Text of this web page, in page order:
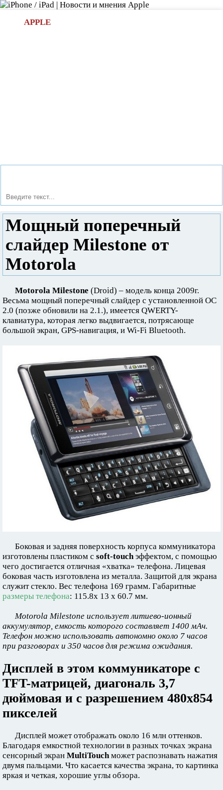
APPLE
Мощный поперечный
слайдер Milestone от
Motorola
Motorola Milestone (Droid) – модель конца 2009г.
Весьма мощный поперечный слайдер с установленной ОС
2.0 (позже обновили на 2.1.), имеется QWERTY-
клавиатура, которая легко выдвигается, потрясающе
большой экран, GPS-навигация, и Wi-Fi Bluetooth.
Боковая и задняя поверхность корпуса коммуникатора
изготовлены пластиком с soft-touchэффектом, с помощью
чего достигается отличная «хватка» телефона. Лицевая
боковая часть изготовлена из металла. Защитой для экрана
служит стекло. Вес телефона 169 грамм. Габаритные
размеры телефона: 115.8х 13 х 60.7 мм.
Motorola Milestone использует литиево-ионный
аккумулятор, емкость которого составляет 1400 мАч.
Телефон можно использовать автономно около 7 часов
при разговорах и 350 часов для режима ожидания.
Дисплей в этом коммуникаторе с
TFT-матрицей, диагональ 3,7
дюймовая и с разрешением 480х854
пикселей
Дисплей может отображать около 16 млн оттенков.
Благодаря емкостной технологии в разных точках экрана
сенсорный экран MultiTouchможет распознавать нажатия
двумя пальцами. Что касается качества экрана, то картинка
яркая и четкая, хорошие углы обзора.